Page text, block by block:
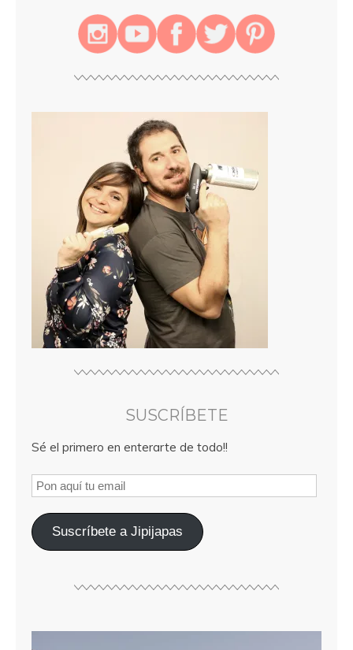
SUSCRÍBETE
Sé el primero en enterarte de todo!!
Suscríbete a Jipijapas